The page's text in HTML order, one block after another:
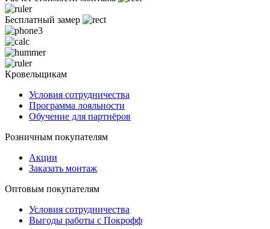
Бесплатный замер
Кровельщикам
Условия сотрудничества
Программа лояльности
Обучение для партнёров
Розничным покупателям
Акции
Заказать монтаж
Оптовым покупателям
Условия сотрудничества
Выгоды работы с Покрофф